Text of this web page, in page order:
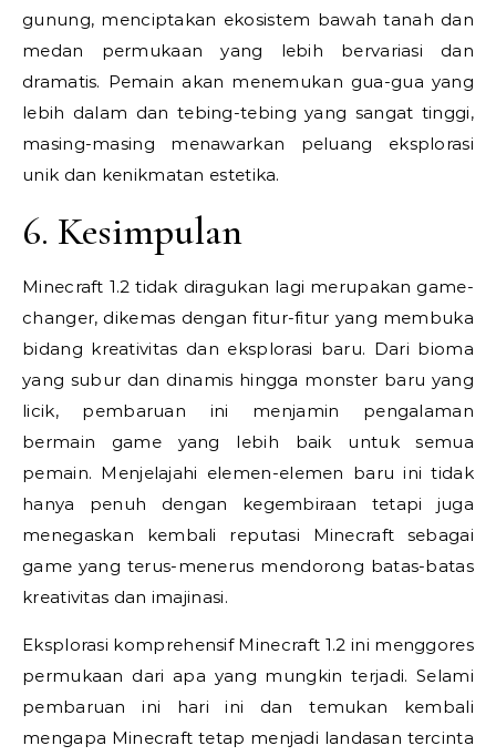
gunung, menciptakan ekosistem bawah tanah dan
medan permukaan yang lebih bervariasi dan
dramatis. Pemain akan menemukan gua-gua yang
lebih dalam dan tebing-tebing yang sangat tinggi,
masing-masing menawarkan peluang eksplorasi
unik dan kenikmatan estetika.
6. Kesimpulan
Minecraft 1.2 tidak diragukan lagi merupakan game-
changer, dikemas dengan fitur-fitur yang membuka
bidang kreativitas dan eksplorasi baru. Dari bioma
yang subur dan dinamis hingga monster baru yang
licik, pembaruan ini menjamin pengalaman
bermain game yang lebih baik untuk semua
pemain. Menjelajahi elemen-elemen baru ini tidak
hanya penuh dengan kegembiraan tetapi juga
menegaskan kembali reputasi Minecraft sebagai
game yang terus-menerus mendorong batas-batas
kreativitas dan imajinasi.
Eksplorasi komprehensif Minecraft 1.2 ini menggores
permukaan dari apa yang mungkin terjadi. Selami
pembaruan ini hari ini dan temukan kembali
mengapa Minecraft tetap menjadi landasan tercinta